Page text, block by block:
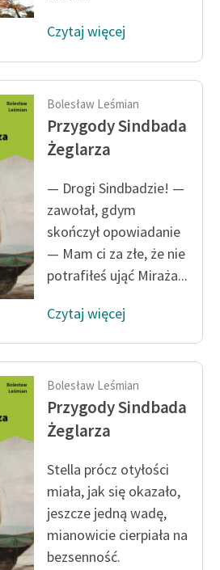
Czytaj więcej
Bolesław Leśmian
Przygody Sindbada
Żeglarza
— Drogi Sindbadzie! —
zawołał, gdym
skończył opowiadanie
— Mam ci za złe, że nie
potrafiłeś ująć Miraża...
Czytaj więcej
Bolesław Leśmian
Przygody Sindbada
Żeglarza
Stella prócz otyłości
miała, jak się okazało,
jeszcze jedną wadę,
mianowicie cierpiała na
bezsenność.